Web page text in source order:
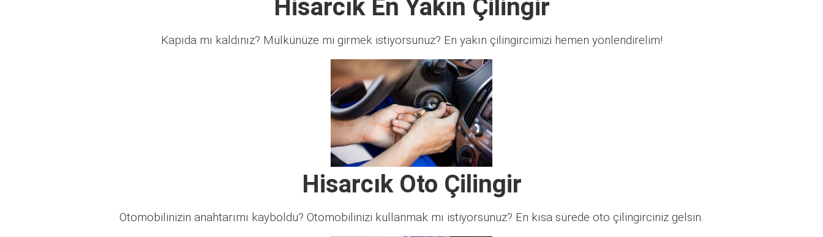
Hisarcık En Yakın Çilingir
Kapıda mı kaldınız? Mülkünüze mi girmek istiyorsunuz? En yakın çilingircimizi hemen yönlendirelim!
Hisarcık Oto Çilingir
Otomobilinizin anahtarımı kayboldu? Otomobilinizi kullanmak mı istiyorsunuz? En kısa sürede oto çilingirciniz gelsin.